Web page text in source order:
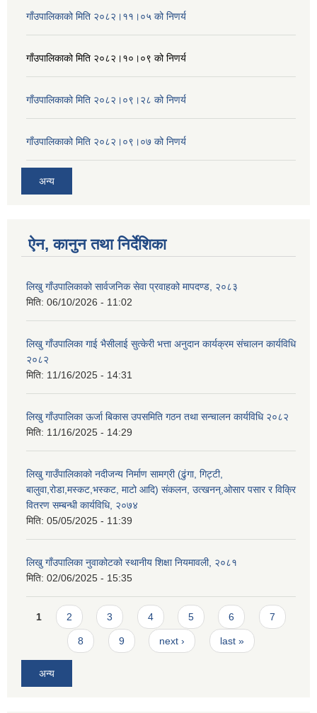
गाँउपालिकाको मिति २०८२।११।०५ को निणर्य
गाँउपालिकाको मिति २०८२।१०।०९ को निणर्य
गाँउपालिकाको मिति २०८२।०९।२८ को निणर्य
गाँउपालिकाको मिति २०८२।०९।०७ को निणर्य
अन्य
ऐन, कानुन तथा निर्देशिका
लिखु गाँउपालिकाको सार्वजनिक सेवा प्रवाहको मापदण्ड, २०८३
मिति: 06/10/2026 - 11:02
लिखु गाँउपालिका गाई भैसीलाई सुत्केरी भत्ता अनुदान कार्यक्रम संचालन कार्यविधि
२०८२
मिति: 11/16/2025 - 14:31
लिखु गाँउपालिका ऊर्जा बिकास उपसमिति गठन तथा सन्चालन कार्यविधि २०८२
मिति: 11/16/2025 - 14:29
लिखु गाउँपालिकाको नदीजन्य निर्माण सामग्री (ढुंगा, गिट्टी,
बालुवा,रोडा,मस्कट,भस्कट, माटो आदि) संकलन, उत्खनन्,ओसार पसार र विक्रि
वितरण सम्बन्धी कार्यविधि, २०७४
मिति: 05/05/2025 - 11:39
लिखु गाँउपालिका नुवाकोटको स्थानीय शिक्षा नियमावली, २०८१
मिति: 02/06/2025 - 15:35
Pages
1 2 3 4 5 6 7
8 9 next › last »
अन्य